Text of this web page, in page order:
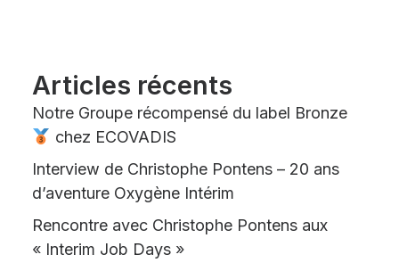
Articles récents
Notre Groupe récompensé du label Bronze
chez ECOVADIS
Interview de Christophe Pontens – 20 ans
d’aventure Oxygène Intérim
Rencontre avec Christophe Pontens aux
« Interim Job Days »